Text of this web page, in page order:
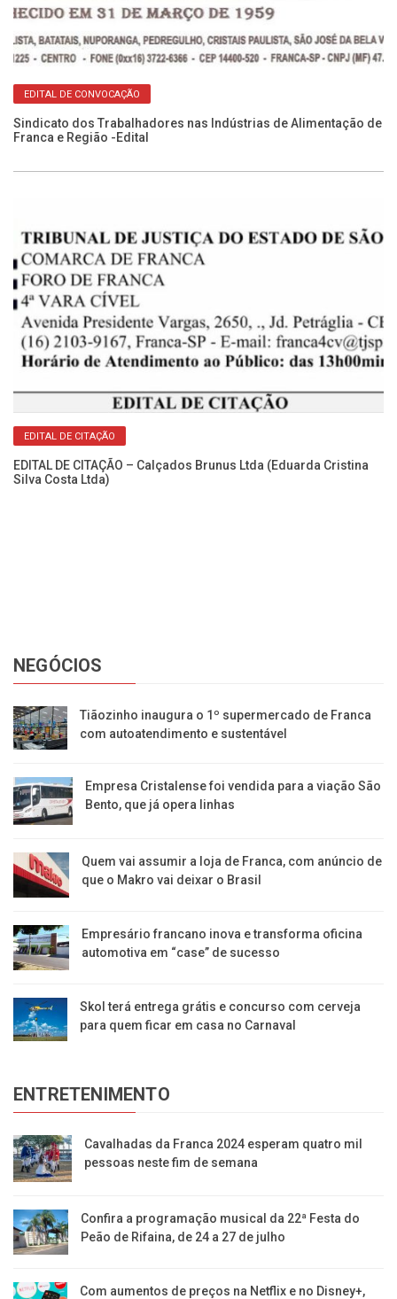
EDITAL DE CONVOCAÇÃO
Sindicato dos Trabalhadores nas Indústrias de Alimentação de
Franca e Região -Edital
EDITAL DE CITAÇÃO
EDITAL DE CITAÇÃO – Calçados Brunus Ltda (Eduarda Cristina
Silva Costa Ltda)
NEGÓCIOS
Tiãozinho inaugura o 1º supermercado de Franca
com autoatendimento e sustentável
Empresa Cristalense foi vendida para a viação São
Bento, que já opera linhas
Quem vai assumir a loja de Franca, com anúncio de
que o Makro vai deixar o Brasil
Empresário francano inova e transforma oficina
automotiva em “case” de sucesso
Skol terá entrega grátis e concurso com cerveja
para quem ficar em casa no Carnaval
ENTRETENIMENTO
Cavalhadas da Franca 2024 esperam quatro mil
pessoas neste fim de semana
Confira a programação musical da 22ª Festa do
Peão de Rifaina, de 24 a 27 de julho
Com aumentos de preços na Netflix e no Disney+,